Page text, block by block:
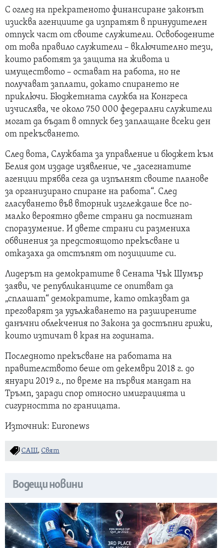
С оглед на прекратеното финансиране законът
изисква агенциите да изпратят в принудителен
отпуск част от своите служители. Освободените
от това правило служители – включително тези,
които работят за защита на живота и
имуществото – остават на работа, но не
получават заплати, докато спирането не
приключи. Бюджетната служба на Конгреса
изчислява, че около 750 000 федерални служители
могат да бъдат в отпуск без заплащане всеки ден
от прекъсването.
След вота, Службата за управление и бюджет към
Белия дом издаде изявление, че „засегнатите
агенции трябва сега да изпълнят своите планове
за организирано спиране на работа“. След
гласуването във вторник изглеждаше все по-
малко вероятно двете страни да постигнат
споразумение. И двете страни си размениха
обвинения за предстоящото прекъсване и
отказаха да отстъпят от позициите си.
Лидерът на демократите в Сената Чък Шумър
заяви, че републиканците се опитват да
„сплашат“ демократите, като отказват да
преговарят за удължаването на разширените
данъчни облекчения по Закона за достъпни грижи,
които изтичат в края на годината.
Последното прекъсване на работата на
правителството беше от декември 2018 г. до
януари 2019 г., по време на първия мандат на
Тръмп, заради спор относно имиграцията и
сигурността по границата.
Източник: Euronews
САЩ, Свят
Водещи новини